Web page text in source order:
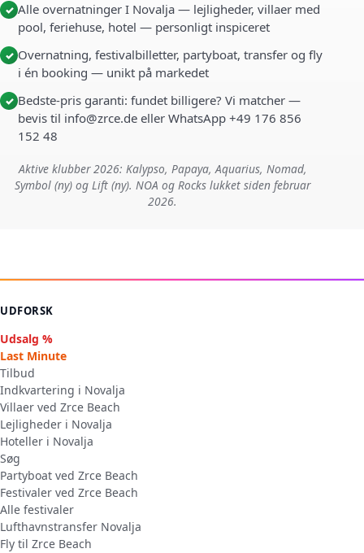
✓ Alle overnatninger I Novalja — lejligheder, villaer med
pool, feriehuse, hotel — personligt inspiceret
✓ Overnatning, festivalbilletter, partyboat, transfer og fly
i én booking — unikt på markedet
✓ Bedste-pris garanti: fundet billigere? Vi matcher —
bevis til info@zrce.de eller WhatsApp +49 176 856
152 48
Aktive klubber 2026: Kalypso, Papaya, Aquarius, Nomad,
Symbol (ny) og Lift (ny). NOA og Rocks lukket siden februar
2026.
UDFORSK
Udsalg %
Last Minute
Tilbud
Indkvartering i Novalja
Villaer ved Zrce Beach
Lejligheder i Novalja
Hoteller i Novalja
Søg
Partyboat ved Zrce Beach
Festivaler ved Zrce Beach
Alle festivaler
Lufthavnstransfer Novalja
Fly til Zrce Beach